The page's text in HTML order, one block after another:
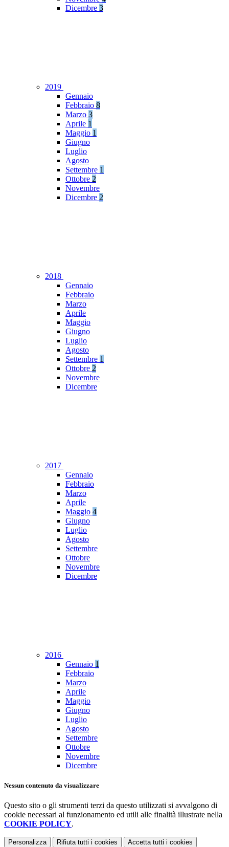
Dicembre 3
2019
Gennaio
Febbraio 8
Marzo 3
Aprile 1
Maggio 1
Giugno
Luglio
Agosto
Settembre 1
Ottobre 2
Novembre
Dicembre 2
2018
Gennaio
Febbraio
Marzo
Aprile
Maggio
Giugno
Luglio
Agosto
Settembre 1
Ottobre 2
Novembre
Dicembre
2017
Gennaio
Febbraio
Marzo
Aprile
Maggio 4
Giugno
Luglio
Agosto
Settembre
Ottobre
Novembre
Dicembre
2016
Gennaio 1
Febbraio
Marzo
Aprile
Maggio
Giugno
Luglio
Agosto
Settembre
Ottobre
Novembre
Dicembre
Nessun contenuto da visualizzare
Questo sito o gli strumenti terzi da questo utilizzati si avvalgono di
cookie necessari al funzionamento ed utili alle finalità illustrate nella
COOKIE POLICY.
Personalizza Rifiuta tutti i cookies Accetta tutti i cookies